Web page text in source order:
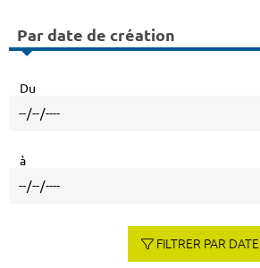
Par date de création
Du
à
FILTRER PAR DATE